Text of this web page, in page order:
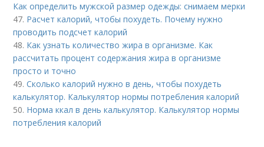
Как определить мужской размер одежды: снимаем мерки
47. Расчет калорий, чтобы похудеть. Почему нужно
проводить подсчет калорий
48. Как узнать количество жира в организме. Как
рассчитать процент содержания жира в организме
просто и точно
49.Сколько калорий нужно в день, чтобы похудеть
калькулятор. Калькулятор нормы потребления калорий
50. Норма ккал в день калькулятор. Калькулятор нормы
потребления калорий